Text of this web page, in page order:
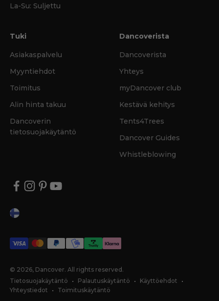
La-Su: Suljettu
Tuki
Asiakaspalvelu
Myyntiehdot
Toimitus
Alin hinta takuu
Dancoverin
tietosuojakäytäntö
Dancoverista
Dancoverista
Yhteys
myDancover club
Kestävä kehitys
Tents4Trees
Dancover Guides
Whistleblowing
© 2026, Dancover. All rights reserved.
Tietosuojakäytäntö
Palautuskäytäntö
Käyttöehdot
Yhteystiedot
Toimituskäytäntö